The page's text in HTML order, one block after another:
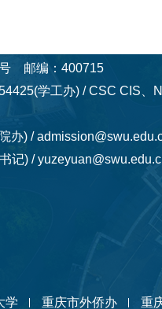
邮编：400715
学工办) / CSC CIS
办) /
) /
学 重庆市外侨办 重